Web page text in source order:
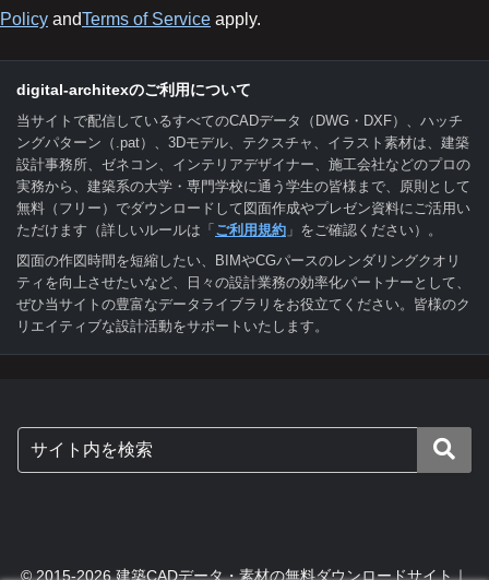
Policy andTerms of Service apply.
digital-architexのご利用について
当サイトで配信しているすべてのCADデータ（DWG・DXF）、ハッチ
ングパターン（.pat）、3Dモデル、テクスチャ、イラスト素材は、建築
設計事務所、ゼネコン、インテリアデザイナー、施工会社などのプロの
実務から、建築系の大学・専門学校に通う学生の皆様まで、原則として
無料（フリー）でダウンロードして図面作成やプレゼン資料にご活用い
ただけます（詳しいルールは「ご利用規約 」をご確認ください）。
図面の作図時間を短縮したい、BIMやCGパースのレンダリングクオリ
ティを向上させたいなど、日々の設計業務の効率化パートナーとして、
ぜひ当サイトの豊富なデータライブラリをお役立てください。皆様のク
リエイティブな設計活動をサポートいたします。
© 2015-2026 建築CADデータ・素材の無料ダウンロードサイト｜